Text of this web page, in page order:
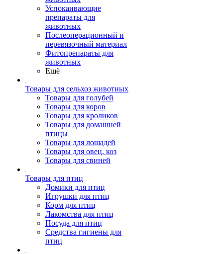
Успокаивающие
препараты для
животных
Послеоперационный и
перевязочный материал
Фитопрепараты для
животных
Ещё
Товары для сельхоз животных
Товары для голубей
Товары для коров
Товары для кроликов
Товары для домашней
птицы
Товары для лошадей
Товары для овец, коз
Товары для свиней
Товары для птиц
Домики для птиц
Игрушки для птиц
Корм для птиц
Лакомства для птиц
Посуда для птиц
Средства гигиены для
птиц